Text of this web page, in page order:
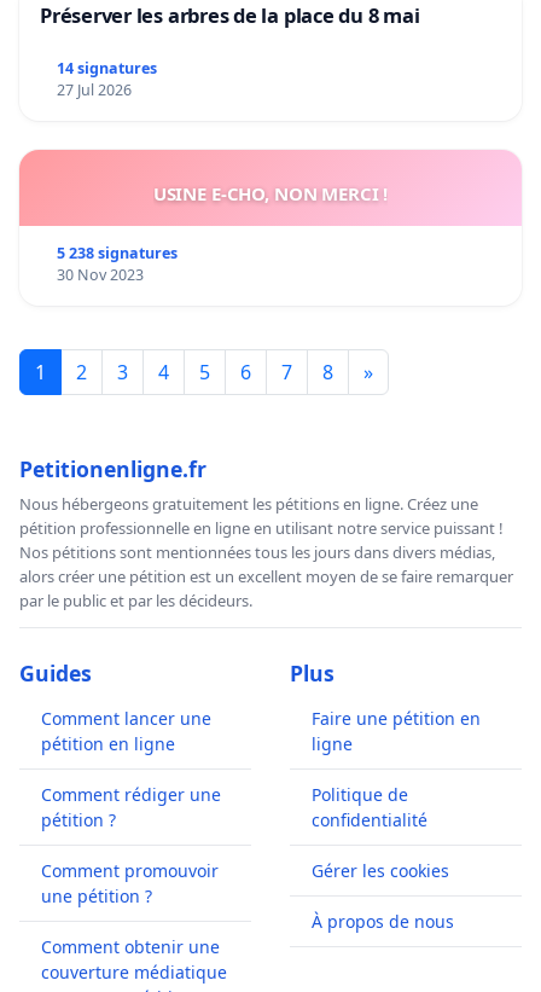
Préserver les arbres de la place du 8 mai
14 signatures
27 Jul 2026
USINE E-CHO, NON MERCI !
5 238 signatures
30 Nov 2023
1 2 3 4 5 6 7 8 »
Petitionenligne.fr
Nous hébergeons gratuitement les pétitions en ligne. Créez une
pétition professionnelle en ligne en utilisant notre service puissant !
Nos pétitions sont mentionnées tous les jours dans divers médias,
alors créer une pétition est un excellent moyen de se faire remarquer
par le public et par les décideurs.
Guides
Comment lancer une
pétition en ligne
Comment rédiger une
pétition ?
Comment promouvoir
une pétition ?
Comment obtenir une
couverture médiatique
Plus
Faire une pétition en
ligne
Politique de
confidentialité
Gérer les cookies
À propos de nous